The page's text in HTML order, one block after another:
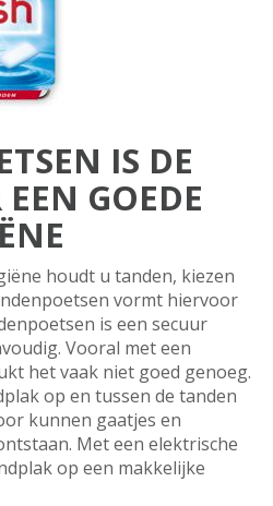
IS DE
GOEDE
houdt u tanden, kiezen
vormt hiervoor
is een secuur
Vooral met een
het vaak niet goed genoeg.
op en tussen de tanden
kunnen gaatjes en
Met een elektrische
op een makkelijke